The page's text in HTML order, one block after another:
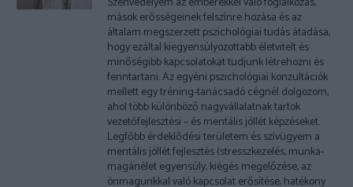
mások erősségeinek felszínre hozása és az
általam megszerzett pszichológiai tudás átadása,
hogy ezáltal kiegyensúlyozottabb életvitelt és
minőségibb kapcsolatokat tudjunk létrehozni és
fenntartani. Az egyéni pszichológiai konzultációk
mellett egy tréning-tanácsadó cégnél dolgozom,
ahol több különböző nagyvállalatnak tartok
vezetőfejlesztési – és mentális jóllét képzéseket.
Legfőbb érdeklődési területem és szívügyem a
mentális jóllét fejlesztés (stresszkezelés, munka-
magánélet egyensúly, kiégés megelőzése, az
önmagunkkal való kapcsolat erősítése, hatékony